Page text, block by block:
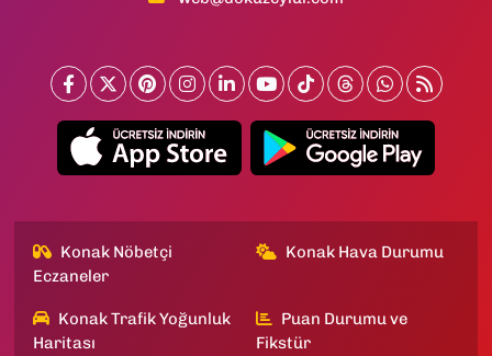
Konak Nöbetçi
Eczaneler
Konak Hava Durumu
Konak Trafik Yoğunluk
Haritası
Puan Durumu ve
Fikstür